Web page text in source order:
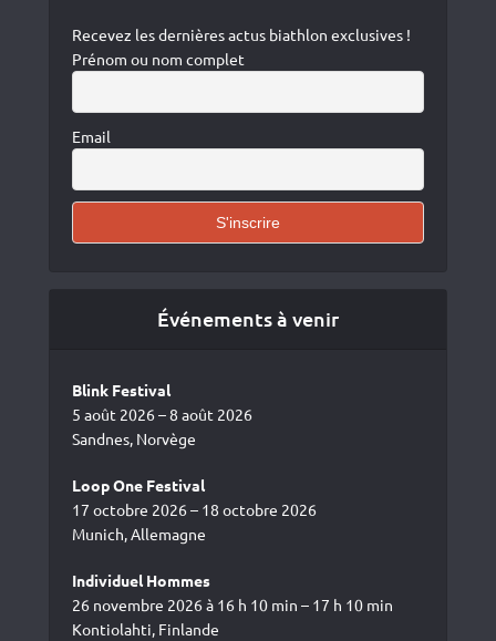
Recevez les dernières actus biathlon exclusives !
Prénom ou nom complet
Email
Événements à venir
Blink Festival
5 août 2026 – 8 août 2026
Sandnes, Norvège
Loop One Festival
17 octobre 2026 – 18 octobre 2026
Munich, Allemagne
Individuel Hommes
26 novembre 2026 à 16 h 10 min – 17 h 10 min
Kontiolahti, Finlande